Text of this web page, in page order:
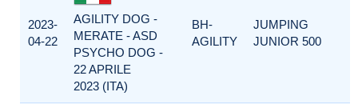
2023-
04-22
AGILITY DOG -
MERATE - ASD
PSYCHO DOG -
22 APRILE
2023 (ITA)
BH-
AGILITY
JUMPING
JUNIOR 500